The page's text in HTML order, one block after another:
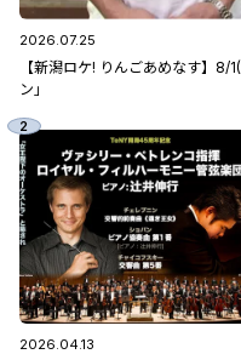
2026.07.25
【新潟ロケ! りんごあめなす】
ン」
2026.04.13